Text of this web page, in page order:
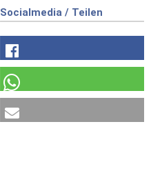
Socialmedia / Teilen